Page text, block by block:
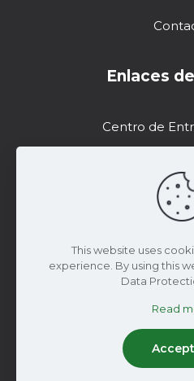
Enlaces
Centro de
Recursos de
© 2024 Wiseconn
derechos
This website uses
experience. By using this
Data
Read